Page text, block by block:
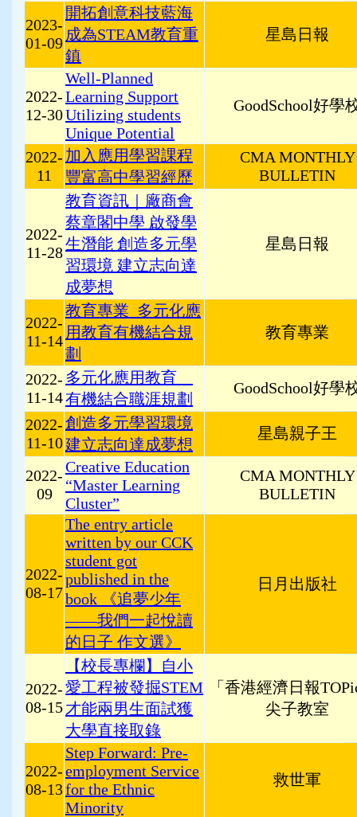
2023-
01-09
開拓創意科技藍海
成為STEAM教育重
鎮
星島日報
2022-
12-30
Well-Planned
Learning Support
Utilizing students
Unique Potential
GoodSchool好學
2022-
11
加入應用學習課程
豐富高中學習經歷
CMA MONTHLY
BULLETIN
2022-
11-28
教育資訊｜廠商會
蔡章閣中學 啟發學
生潛能 創造多元學
習環境 建立志向達
成夢想
星島日報
2022-
11-14
教育專業_多元化應
用教育有機結合規
劃
教育專業
2022-
11-14
多元化應用教育
有機結合職涯規劃
GoodSchool好學
2022-
11-10
創造多元學習環境
建立志向達成夢想
星島親子王
2022-
09
Creative Education
“Master Learning
Cluster”
CMA MONTHLY
BULLETIN
2022-
08-17
The entry article
written by our CCK
student got
published in the
book 《追夢少年
——我們一起悅讀
的日子 作文選》
日月出版社
2022-
08-15
【校長專欄】自小
愛工程被發掘STEM
才能兩男生面試獲
大學直接取錄
「香港經濟日報
尖子教室
2022-
08-13
Step Forward: Pre-
employment Service
for the Ethnic
Minority
救世軍